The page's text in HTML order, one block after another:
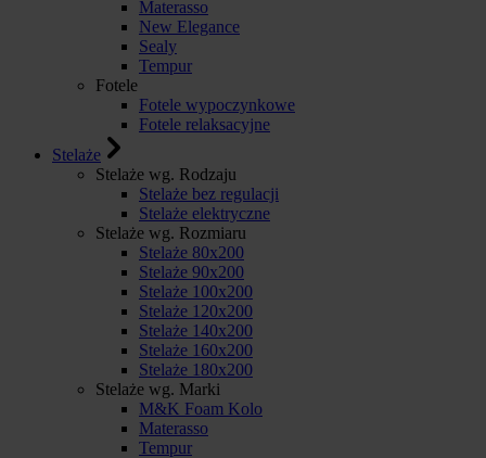
Materasso
New Elegance
Sealy
Tempur
Fotele
Fotele wypoczynkowe
Fotele relaksacyjne
Stelaże
Stelaże wg. Rodzaju
Stelaże bez regulacji
Stelaże elektryczne
Stelaże wg. Rozmiaru
Stelaże 80x200
Stelaże 90x200
Stelaże 100x200
Stelaże 120x200
Stelaże 140x200
Stelaże 160x200
Stelaże 180x200
Stelaże wg. Marki
M&K Foam Kolo
Materasso
Tempur